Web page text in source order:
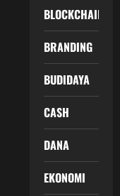
BLOCKCHAIN
BRANDING
BUDIDAYA
CASH
DANA
EKONOMI